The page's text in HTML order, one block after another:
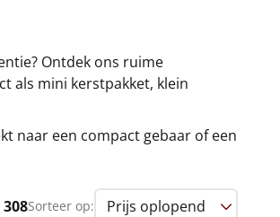
Ontdek ons ruime
als mini kerstpakket, klein
naar een compact gebaar of een
308Sorteer op: